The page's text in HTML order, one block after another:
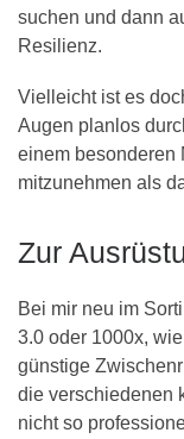
suchen und dann
Resilienz.
Vielleicht ist es
Augen planlos
einem besonderen
mitzunehmen als
Zur
Bei mir neu im
3.0 oder 1000x,
günstige
die verschiedenen
nicht so